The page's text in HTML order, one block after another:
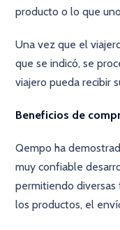
producto o lo que
Una vez que el
que se indicó, se
viajero pueda recibir
Beneficios de
Qempo ha
muy confiable
permitiendo diversas
los productos, el